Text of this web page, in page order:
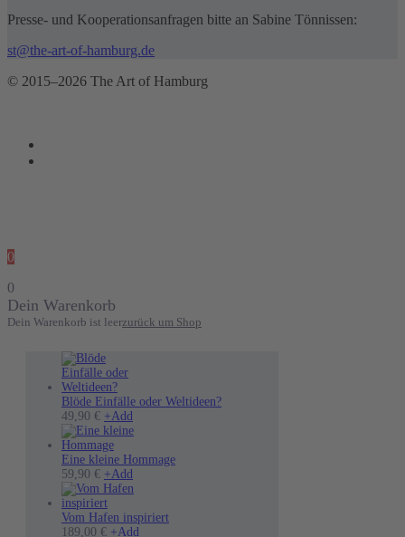
Presse- und Kooperationsanfragen bitte an Sabine Tönnissen:
st@the-art-of-hamburg.de
© 2015–2026 The Art of Hamburg
0
0
Dein Warenkorb
Dein Warenkorb ist leerzurück um Shop
Blöde Einfälle oder Weltideen?
49,90 € +Add
Produkt
mehrere
auf.
Optionen
können
Eine kleine Hommage
59,90 € +Add
Produkt
mehrere
Varianten
Vom Hafen inspiriert
189,00 € +Add